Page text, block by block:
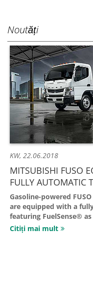
Noutăți
KW, 22.06.2018
MITSUBISHI FUSO
FULLY AUTOMATIC
Gasoline-powered
are equipped with a
featuring FuelSense®
Citiți mai mult